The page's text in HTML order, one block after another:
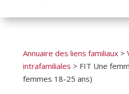
Annuaire des liens familiaux>
intrafamiliales > FIT Une
femmes 18-25 ans)